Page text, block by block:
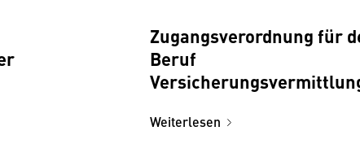
Zugangsverordnung für
Beruf
Weiterlesen